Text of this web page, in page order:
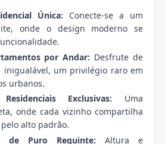
Única: Conecte-se a um
onde o design moderno se
por Andar: Desfrute de
inigualável, um privilégio raro em
urbanos.
Exclusivas: Uma
onde cada vizinho compartilha
alto padrão.
de Puro Requinte: Altura e